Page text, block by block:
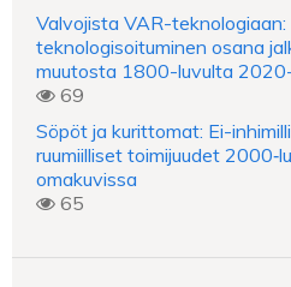
Valvojista VAR-teknologiaan:
teknologisoituminen osana
muutosta 1800-luvulta
69
Söpöt ja kurittomat: Ei-
ruumiilliset toimijuudet
omakuvissa
65